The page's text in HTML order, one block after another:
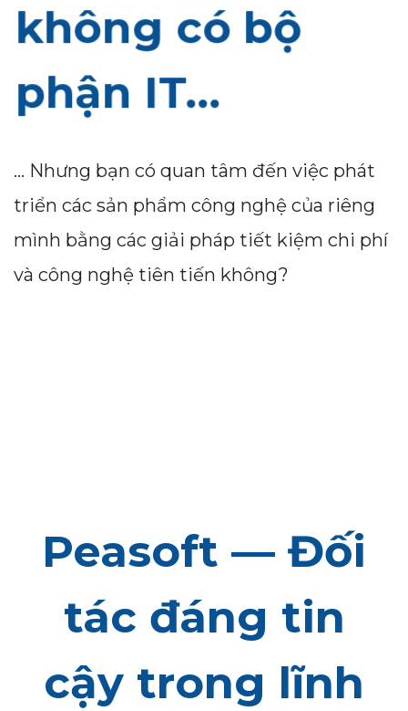
không có bộ
phận IT...
... Nhưng bạn có quan tâm đến việc phát
triển các sản phẩm công nghệ của riêng
mình bằng các giải pháp tiết kiệm chi phí
và công nghệ tiên tiến không?
Peasoft — Đối
tác đáng tin
cậy trong lĩnh